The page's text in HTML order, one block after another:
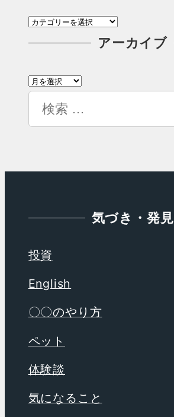
カ
テ
リ
アーカイブ
ア
カ
索
気づき・発見
投資
English
〇〇のやり方
ペット
体験談
気になること